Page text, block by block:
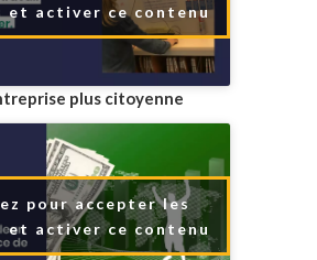
et activer ce contenu
plus citoyenne
pour accepter les
et activer ce contenu